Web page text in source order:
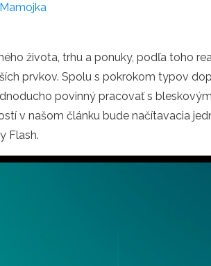
života, trhu a ponuky, podľa toho
prvkov. Spolu s pokrokom typov
povinný pracovať s
v našom článku bude načítavacia
Flash.